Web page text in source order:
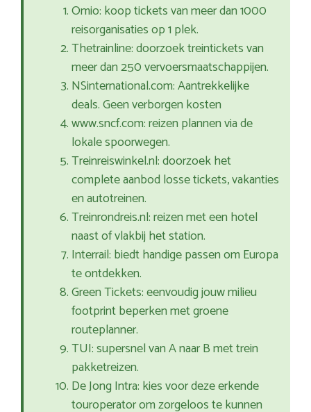
Omio: koop tickets van meer dan 1000
reisorganisaties op 1 plek.
Thetrainline: doorzoek treintickets van
meer dan 250 vervoersmaatschappijen.
NSinternational.com: Aantrekkelijke
deals. Geen verborgen kosten
www.sncf.com: reizen plannen via de
lokale spoorwegen.
Treinreiswinkel.nl: doorzoek het
complete aanbod losse tickets, vakanties
en autotreinen.
Treinrondreis.nl: reizen met een hotel
naast of vlakbij het station.
Interrail: biedt handige passen om Europa
te ontdekken.
Green Tickets: eenvoudig jouw milieu
footprint beperken met groene
routeplanner.
TUI: supersnel van A naar B met trein
pakketreizen.
De Jong Intra: kies voor deze erkende
touroperator om zorgeloos te kunnen